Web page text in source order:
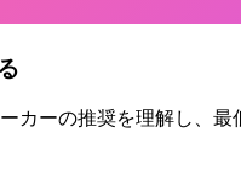
カーの推奨を理解し、最